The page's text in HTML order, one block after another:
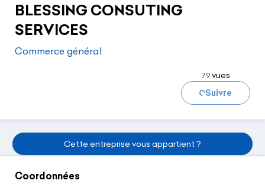
BLESSING CONSUTING
SERVICES
Commerce général
79vues
Chargement... Suivre
Cette entreprise vous appartient ?
Coordonnées